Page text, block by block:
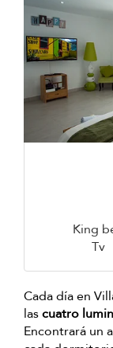
King
Tv
Cada día en
lascuatro
Encontrará un